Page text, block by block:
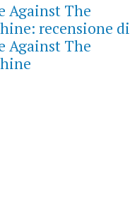
Against The
recensione di
Against The